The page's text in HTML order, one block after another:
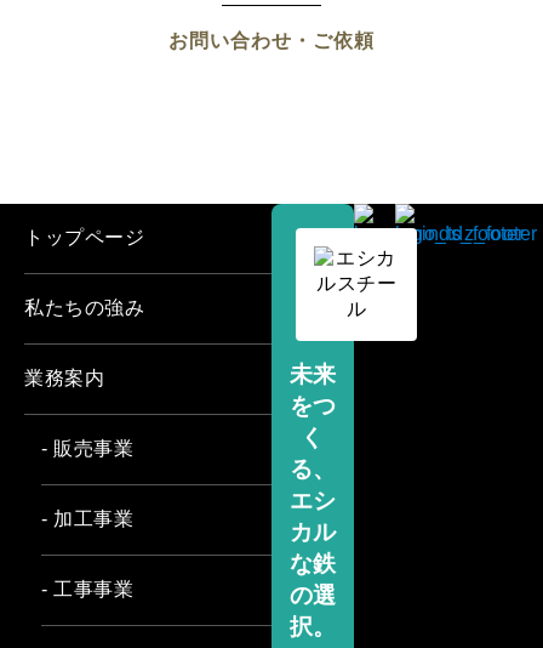
お問い合わせ・ご依頼
未来
をつ
く
る、
エシ
カル
な鉄
の選
択。
トップページ
私たちの強み
業務案内
- 販売事業
- 加工事業
- 工事事業